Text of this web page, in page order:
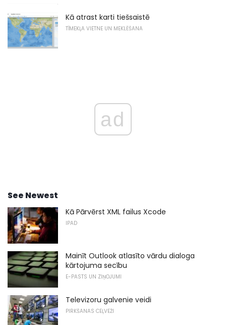
Kā atrast karti tiešsaistē
TĪMEKĻA VIETNE UN MEKLĒŠANA
ad
See Newest
Kā Pārvērst XML failus Xcode
IPAD
Mainīt Outlook atlasīto vārdu dialoga
kārtojuma secību
E-PASTS UN ZIŅOJUMI
Televizoru galvenie veidi
PIRKŠANAS CEĻVEŽI